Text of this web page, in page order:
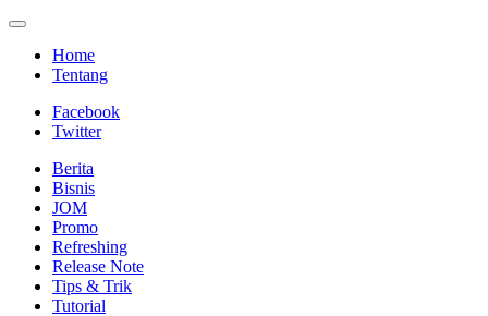
Home
Tentang
Facebook
Twitter
Berita
Bisnis
JOM
Promo
Refreshing
Release Note
Tips & Trik
Tutorial